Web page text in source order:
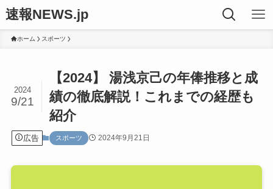
速報NEWS.jp
ホーム スポーツ
【2024】 湯浅京己の年俸推移と成
績の徹底解説！これまでの経歴も
紹介
2024
9/21
広告 スポーツ 2024年9月21日